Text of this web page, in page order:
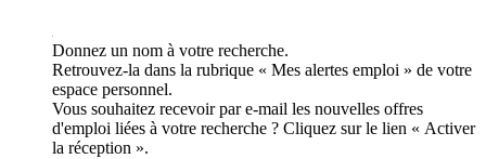
Donnez un nom à votre recherche.
Retrouvez-la dans la rubrique « Mes alertes emploi » de votre
espace personnel.
Vous souhaitez recevoir par e-mail les nouvelles offres
d'emploi liées à votre recherche ? Cliquez sur le lien « Activer
la réception ».